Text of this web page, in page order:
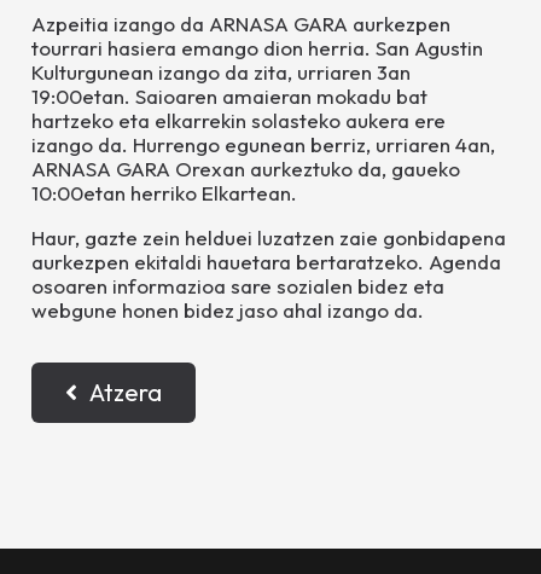
Azpeitia izango da ARNASA GARA aurkezpen
tourrari hasiera emango dion herria. San Agustin
Kulturgunean izango da zita, urriaren 3an
19:00etan. Saioaren amaieran mokadu bat
hartzeko eta elkarrekin solasteko aukera ere
izango da. Hurrengo egunean berriz, urriaren 4an,
ARNASA GARA Orexan aurkeztuko da, gaueko
10:00etan herriko Elkartean.
Haur, gazte zein helduei luzatzen zaie gonbidapena
aurkezpen ekitaldi hauetara bertaratzeko. Agenda
osoaren informazioa sare sozialen bidez eta
webgune honen bidez jaso ahal izango da.
Atzera